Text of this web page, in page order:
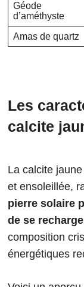
Géode
d’améthyste
Amas de quartz
Les
calcite
La calcite
et ensoleillée,
pierre solaire
de se
composition
énergétiques